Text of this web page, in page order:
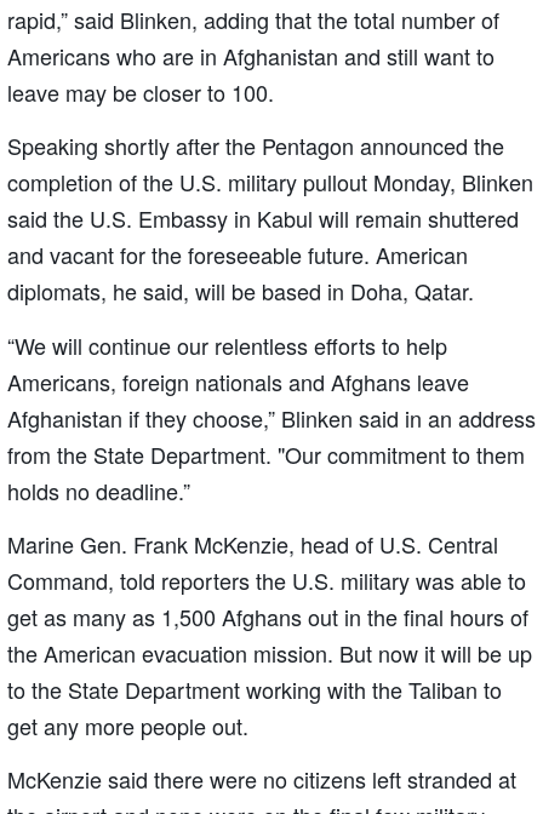
rapid,” said Blinken, adding that the total number of
Americans who are in Afghanistan and still want to
leave may be closer to 100.
Speaking shortly after the Pentagon announced the
completion of the U.S. military pullout Monday, Blinken
said the U.S. Embassy in Kabul will remain shuttered
and vacant for the foreseeable future. American
diplomats, he said, will be based in Doha, Qatar.
“We will continue our relentless efforts to help
Americans, foreign nationals and Afghans leave
Afghanistan if they choose,” Blinken said in an address
from the State Department. "Our commitment to them
holds no deadline.”
Marine Gen. Frank McKenzie, head of U.S. Central
Command, told reporters the U.S. military was able to
get as many as 1,500 Afghans out in the final hours of
the American evacuation mission. But now it will be up
to the State Department working with the Taliban to
get any more people out.
McKenzie said there were no citizens left stranded at